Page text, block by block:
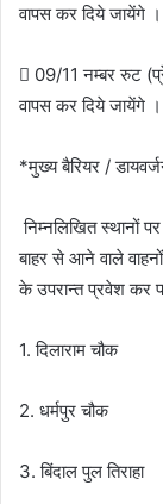
वापस कर दिये जायेंगे ।
 09/11 नम्बर रुट
वापस कर दिये जायेंगे ।
*मुख्य बैरियर /
निम्नलिखित स्थानों
बाहर से आने वाले
के उपरान्त प्रवेश कर
1. दिलाराम चौक
2. धर्मपुर चौक
3. बिंदाल पुल तिराहा